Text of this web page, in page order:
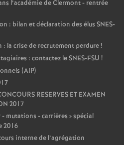
l’académie de Clermont - rentrée
: bilan et déclaration des élus SNES-
: la crise de recrutement perdure!
: contactez le SNES-FSU !
(AIP)
RESERVES ET EXAMEN
2017
mutations - carrières » spécial
2016
interne de l’agrégation